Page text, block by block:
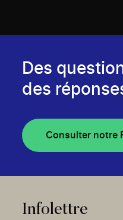
Des
des
Consulter notre
Infolettre